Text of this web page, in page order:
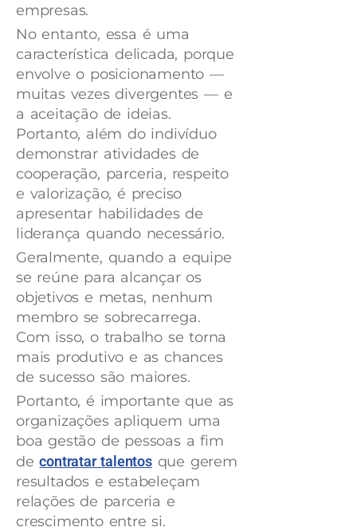
empresas.
No entanto, essa é uma
característica delicada, porque
envolve o posicionamento —
muitas vezes divergentes — e
a aceitação de ideias.
Portanto, além do indivíduo
demonstrar atividades de
cooperação, parceria, respeito
e valorização, é preciso
apresentar habilidades de
liderança quando necessário.
Geralmente, quando a equipe
se reúne para alcançar os
objetivos e metas, nenhum
membro se sobrecarrega.
Com isso, o trabalho se torna
mais produtivo e as chances
de sucesso são maiores.
Portanto, é importante que as
organizações apliquem uma
boa gestão de pessoas a fim
decontratar talentosque gerem
resultados e estabeleçam
relações de parceria e
crescimento entre si.